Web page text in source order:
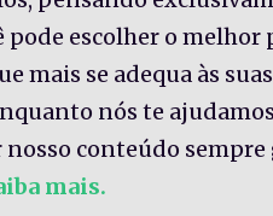
pode escolher o melhor
mais se adequa às
nós te
conteúdo
mais.